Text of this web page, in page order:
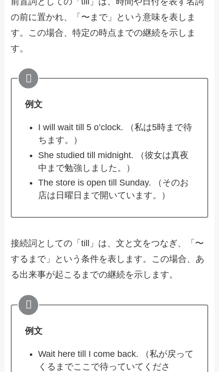
の前に置かれ、「〜まで」という意味を表しま
す。この場合、特定の時点までの継続を示しま
す。
例文
I will wait till 5 o’clock. （私は5時まで待
ちます。）
She studied till midnight. （彼女は真夜
中まで勉強しました。）
The store is open till Sunday. （そのお
店は日曜日まで開いています。）
接続詞としての「till」は、文と文をつなぎ、「〜
するまで」という条件を表します。この場合、あ
る出来事が起こるまでの継続を示します。
例文
Wait here till I come back. （私が戻って
くるまでここで待っていてくださ